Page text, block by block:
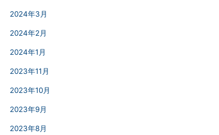
2024年3月
2024年2月
2024年1月
2023年11月
2023年10月
2023年9月
2023年8月